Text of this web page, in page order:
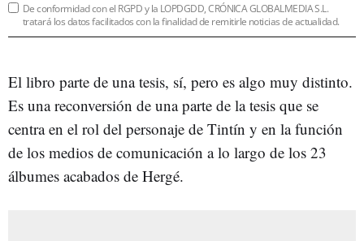
De conformidad con el RGPD y la LOPDGDD, CRÓNICA GLOBALMEDIA S.L.
tratará los datos facilitados con la finalidad de remitirle noticias de actualidad.
El libro parte de una tesis, sí, pero es algo muy distinto.
Es una reconversión de una parte de la tesis que se
centra en el rol del personaje de Tintín y en la función
de los medios de comunicación a lo largo de los 23
álbumes acabados de Hergé.